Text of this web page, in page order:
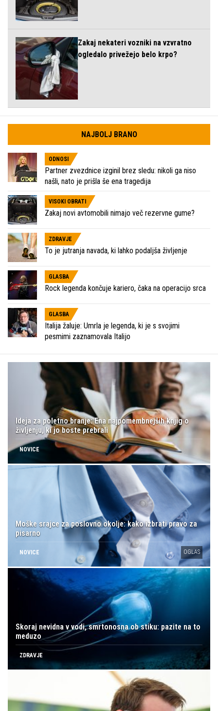
Zakaj nekateri vozniki na vzvratno
ogledalo privežejo belo krpo?
NAJBOLJ BRANO
ODNOSI
Partner zvezdnice izginil brez sledu: nikoli ga niso
našli, nato je prišla še ena tragedija
VISOKI OBRATI
Zakaj novi avtomobili nimajo več rezervne gume?
ZDRAVJE
To je jutranja navada, ki lahko podaljša življenje
GLASBA
Rock legenda končuje kariero, čaka na operacijo srca
GLASBA
Italija žaluje: Umrla je legenda, ki je s svojimi
pesmimi zaznamovala Italijo
Ideja za poletno branje: Ena najpomembnejših knjig o
življenju, ki jo boste prebrali
NOVICE
Moške srajce za poslovno okolje: kako izbrati pravo za
pisarno
NOVICE OGLAS
Skoraj nevidna v vodi, smrtonosna ob stiku: pazite na to
meduzo
ZDRAVJE